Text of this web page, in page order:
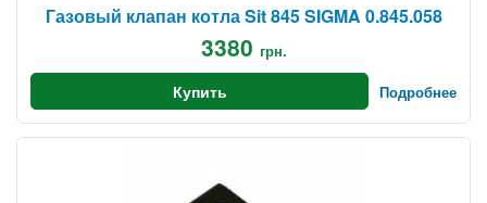
Газовый клапан котла Sit 845 SIGMA 0.845.058
3380 грн.
Купить Подробнее